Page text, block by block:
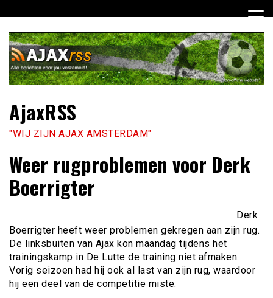
naar
inhoud
AjaxRSS
"WIJ ZIJN AJAX AMSTERDAM"
Weer rugproblemen voor Derk
Boerrigter
Derk
Boerrigter heeft weer problemen gekregen aan zijn rug.
De linksbuiten van Ajax kon maandag tijdens het
trainingskamp in De Lutte de training niet afmaken.
Vorig seizoen had hij ook al last van zijn rug, waardoor
hij een deel van de competitie miste.